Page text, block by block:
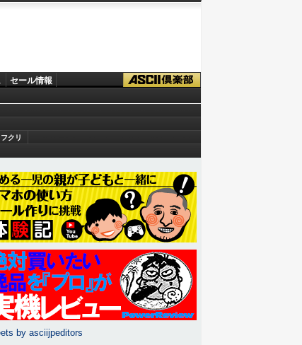
セール情報
クリ
by asciijpeditors